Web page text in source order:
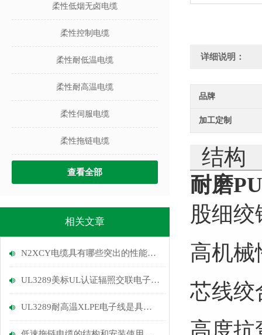
柔性低烟无卤电缆
柔性控制电缆
柔性耐低温电缆
柔性耐高温电缆
柔性伺服电缆
柔性拖链电缆
查看全部
相关文章
N2XCY电缆具有哪些突出的性能优势？
UL3289美标UL认证辐照交联电子线的弯曲寿命测试与安装规范
UL3289耐高温XLPE电子线是具有出色性能的电线材料
详细说明：
品牌
加工定制
结构
耐磨
股细
高机械
芯线绞
高度抗